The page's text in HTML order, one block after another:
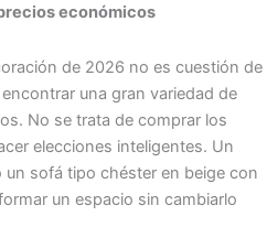
económicos
de 2026 no es cuestión de
una gran variedad de
No se trata de comprar los
elecciones inteligentes. Un
sofá tipo chéster en beige con
un espacio sin cambiarlo